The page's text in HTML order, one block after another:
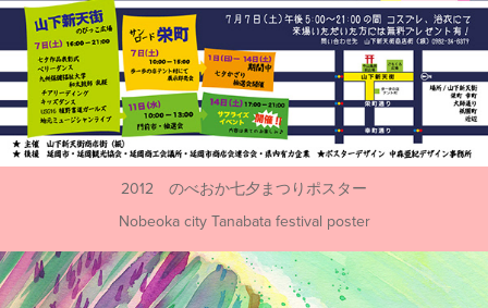
2012 のべおか七夕まつりポスター
Nobeoka city Tanabata festival poster